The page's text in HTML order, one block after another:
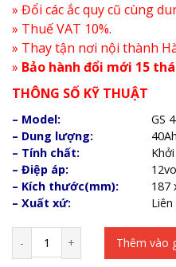
» Đổi các ắc quy cũ cùng
» Thuế VAT 10%.
» Thay tận nơi nội thành
» Bảo hành đổi mới 15
THÔNG SỐ KỸ THUẬT
– Model:
GS
– Dung lượng:
40Ah
– Tính chất:
– Điệp áp:
– Kích thước(mm):
187
– Xuất xứ:
- + Thêm vào